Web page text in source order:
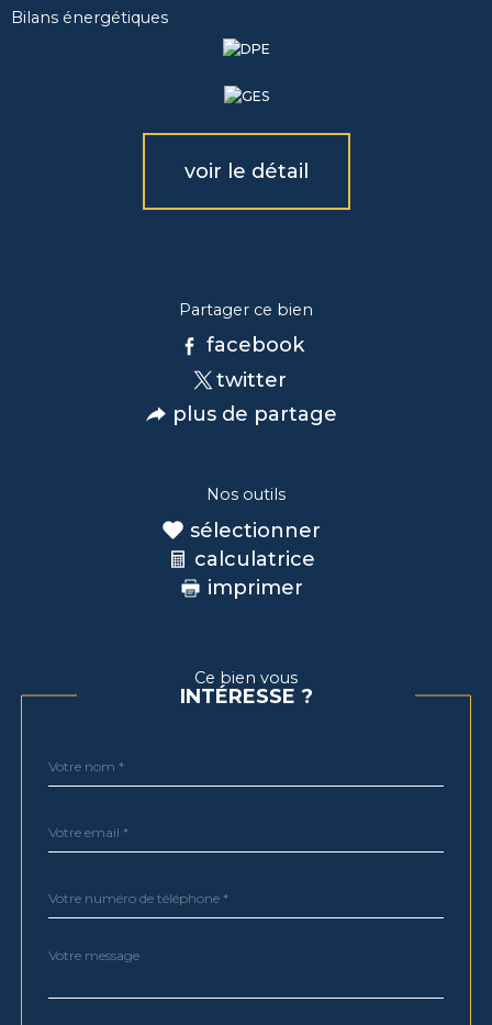
Bilans énergétiques
voir le détail
Partager ce bien
facebook
twitter
plus de partage
Nos outils
sélectionner
calculatrice
imprimer
Ce bien vous
INTÉRESSE ?
par
*
*
*
Fieldset
Message
*